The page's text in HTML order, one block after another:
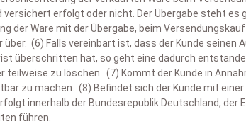
uns in unseren Ausstellungen inHaan, Wuppertal-
und zu vergleichen . Oder nutzen Sie unseren
schon an morgen denken.
individuell beraten lassen . Auch online
zur Seite – für gesunden Schlaf von Anfang an.
erfolgt oder nicht. Der Übergabe steht
der Ware mit der Übergabe, beim
(6) Falls vereinbart ist, dass der Kunde seinen
überschritten hat, so geht eine dadurch
zu löschen. (7) Kommt der Kunde in
zu machen. (8) Befindet sich der Kunde mit
innerhalb der Bundesrepublik Deutschland,
führen.